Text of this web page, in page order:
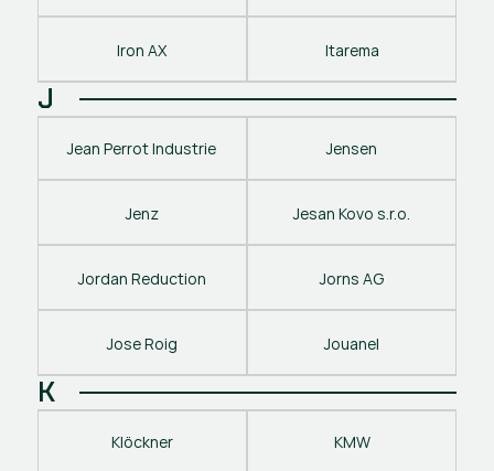
Iron AX Itarema
J
Jean Perrot Industrie Jensen
Jenz Jesan Kovo s.r.o.
Jordan Reduction Jorns AG
Jose Roig Jouanel
K
Klöckner KMW